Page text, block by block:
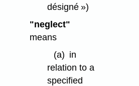
désigné »)
"neglect"
means
(a) in
relation to a
specified